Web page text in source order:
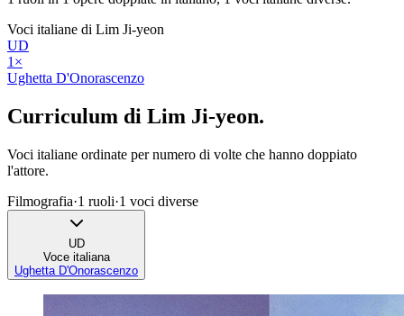
Voci italiane di Lim Ji-yeon
UD
1 ×
Ughetta D'Onorascenzo
Curriculum di Lim Ji-yeon.
Voci italiane ordinate per numero di volte che hanno doppiato
l'attore.
Filmografia·1 ruoli·1 voci diverse
UD
Voce italiana
Ughetta D'Onorascenzo